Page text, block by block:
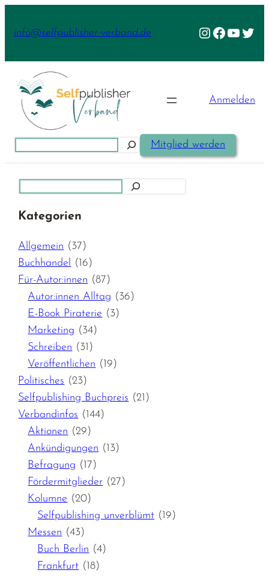
Inhalt
info@selfpublisher-verband.de Instagram
Facebook
Anmelden
Mitglied werden
Kategorien
Allgemein (37)
Buchhandel
(16)
Für-Autor:innen (87)
Autor:innen Alltag (36)
E-Book Piraterie (3)
Marketing (34)
Schreiben (31)
Veröffentlichen (19)
Politisches (23)
Selfpublishing Buchpreis (21)
Verbandinfos (144)
Aktionen (29)
Ankündigungen (13)
Befragung (17)
Fördermitglieder (27)
Kolumne (20)
Selfpublishing unverblümt (19)
Messen (43)
Buch Berlin (4)
Frankfurt (18)